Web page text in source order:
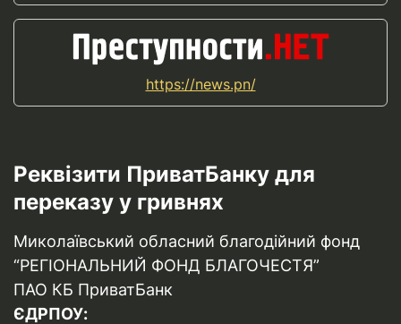
https://news.pn/
Реквізити ПриватБанку для
переказу у гривнях
Миколаївський обласний благодійний фонд
“РЕГІОНАЛЬНИЙ ФОНД БЛАГОЧЕСТЯ”
ПАО КБ ПриватБанк
ЄДРПОУ: